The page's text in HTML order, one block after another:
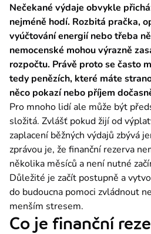
Nečekané výdaje obvykle
nejméně hodí. Rozbitá pračka,
vyúčtování energií nebo třeba
nemocenské mohou výrazně
rozpočtu. Právě proto se často
tedy penězích, které máte
něco pokazí nebo příjem
Pro mnoho lidí ale může být
složitá. Zvlášť pokud žijí od
zaplacení běžných výdajů zbývá
zprávou je, že finanční rezerva
několika měsíců a není nutné
Důležité je začít postupně a
do budoucna pomoci zvládnout
menším stresem.
Co je finanční